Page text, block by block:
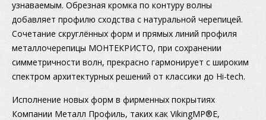
узнаваемым. Обрезная кромка по контуру волны
добавляет профилю сходства с натуральной черепицей.
Сочетание скруглённых форм и прямых линий профиля
металлочерепицы МОНТЕКРИСТО, при сохранении
симметричности волн, прекрасно гармонирует с широким
спектром архитектурных решений от классики до Hi-tech.
Исполнение новых форм в фирменных покрытиях
Компании Металл Профиль, таких как VikingMP®E,